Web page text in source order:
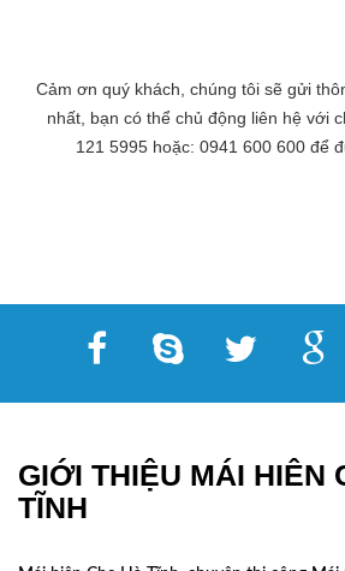
Cảm ơn quý khách, chúng tôi sẽ gửi
nhất, bạn có thể chủ động liên hệ với
121 5995 hoặc: 0941 600 600 để
GIỚI THIỆU MÁI HIÊN
TĨNH